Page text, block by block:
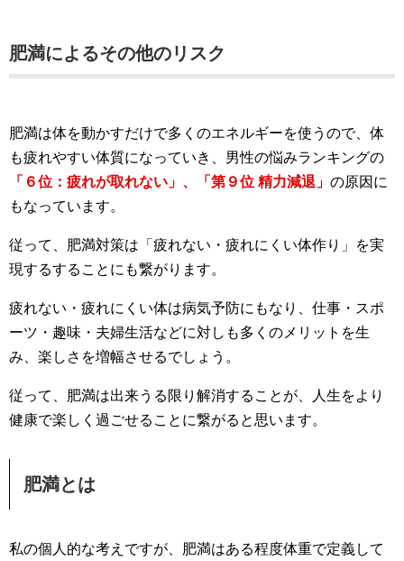
肥満によるその他のリスク
肥満は体を動かすだけで多くのエネルギーを使うので、体
も疲れやすい体質になっていき、男性の悩みランキングの
「６位：疲れが取れない」、「第９位 精力減退」 の原因に
もなっています。
従って、肥満対策は「疲れない・疲れにくい体作り」を実
現するすることにも繋がります。
疲れない・疲れにくい体は病気予防にもなり、仕事・スポ
ーツ・趣味・夫婦生活などに対しも多くのメリットを生
み、楽しさを増幅させるでしょう。
従って、肥満は出来うる限り解消することが、人生をより
健康で楽しく過ごせることに繋がると思います。
肥満とは
私の個人的な考えですが、肥満はある程度体重で定義して